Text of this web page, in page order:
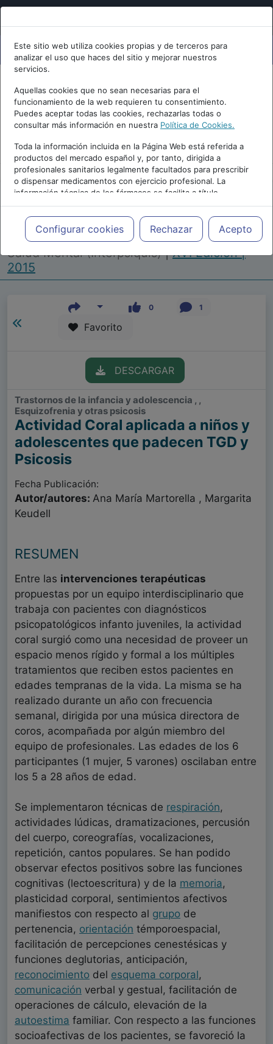
Este sitio web utiliza cookies propias y de terceros para
analizar el uso que haces del sitio y mejorar nuestros
servicios.
Aquellas cookies que no sean necesarias para el
funcionamiento de la web requieren tu consentimiento.
Puedes aceptar todas las cookies, rechazarlas todas o
consultar más información en nuestra Política de Cookies.
Toda la información incluida en la Página Web está referida a
productos del mercado español y, por tanto, dirigida a
profesionales sanitarios legalmente facultados para prescribir
o dispensar medicamentos con ejercicio profesional. La
información técnica de los fármacos se facilita a título
meramente informativo, siendo responsabilidad de los
profesionales facultados prescribir medicamentos y decidir, en
cada caso concreto, el tratamiento más adecuado a las
necesidades del paciente.
Configurar cookies Rechazar Acepto
Repositorio de Artículos |Congreso Virtual
Internacional de Psiquiatría, Psicología y
Salud Mental (Interpsiquis)|XVI Edición |
2015
0 1
Favorito
DESCARGAR
Trastornos de la infancia y adolescencia , ,
Esquizofrenia y otras psicosis
Actividad Coral aplicada a niños y
adolescentes que padecen TGD y
Psicosis
Fecha Publicación:
Autor/autores: Ana María Martorella , Margarita
Keudell
RESUMEN
Entre las intervenciones terapéuticas
propuestas por un equipo interdisciplinario que
trabaja con pacientes con diagnósticos
psicopatológicos infanto juveniles, la actividad
coral surgió como una necesidad de proveer un
espacio menos rígido y formal a los múltiples
tratamientos que reciben estos pacientes en
edades tempranas de la vida. La misma se ha
realizado durante un año con frecuencia
semanal, dirigida por una música directora de
coros, acompañada por algún miembro del
equipo de profesionales. Las edades de los 6
participantes (1 mujer, 5 varones) oscilaban entre
los 5 a 28 años de edad.
Se implementaron técnicas de respiración,
actividades lúdicas, dramatizaciones, percusión
del cuerpo, coreografías, vocalizaciones,
repetición, cantos populares. Se han podido
observar efectos positivos sobre las funciones
cognitivas (lectoescritura) y de la memoria,
plasticidad corporal, sentimientos afectivos
manifiestos con respecto al grupo de
pertenencia, orientación témporoespacial,
facilitación de percepciones cenestésicas y
funciones deglutorias, anticipación,
reconocimiento del esquema corporal,
comunicación verbal y gestual, facilitación de
operaciones de cálculo, elevación de la
autoestima familiar. Con respecto a las funciones
socioafectivas de los pacientes, se favoreció la